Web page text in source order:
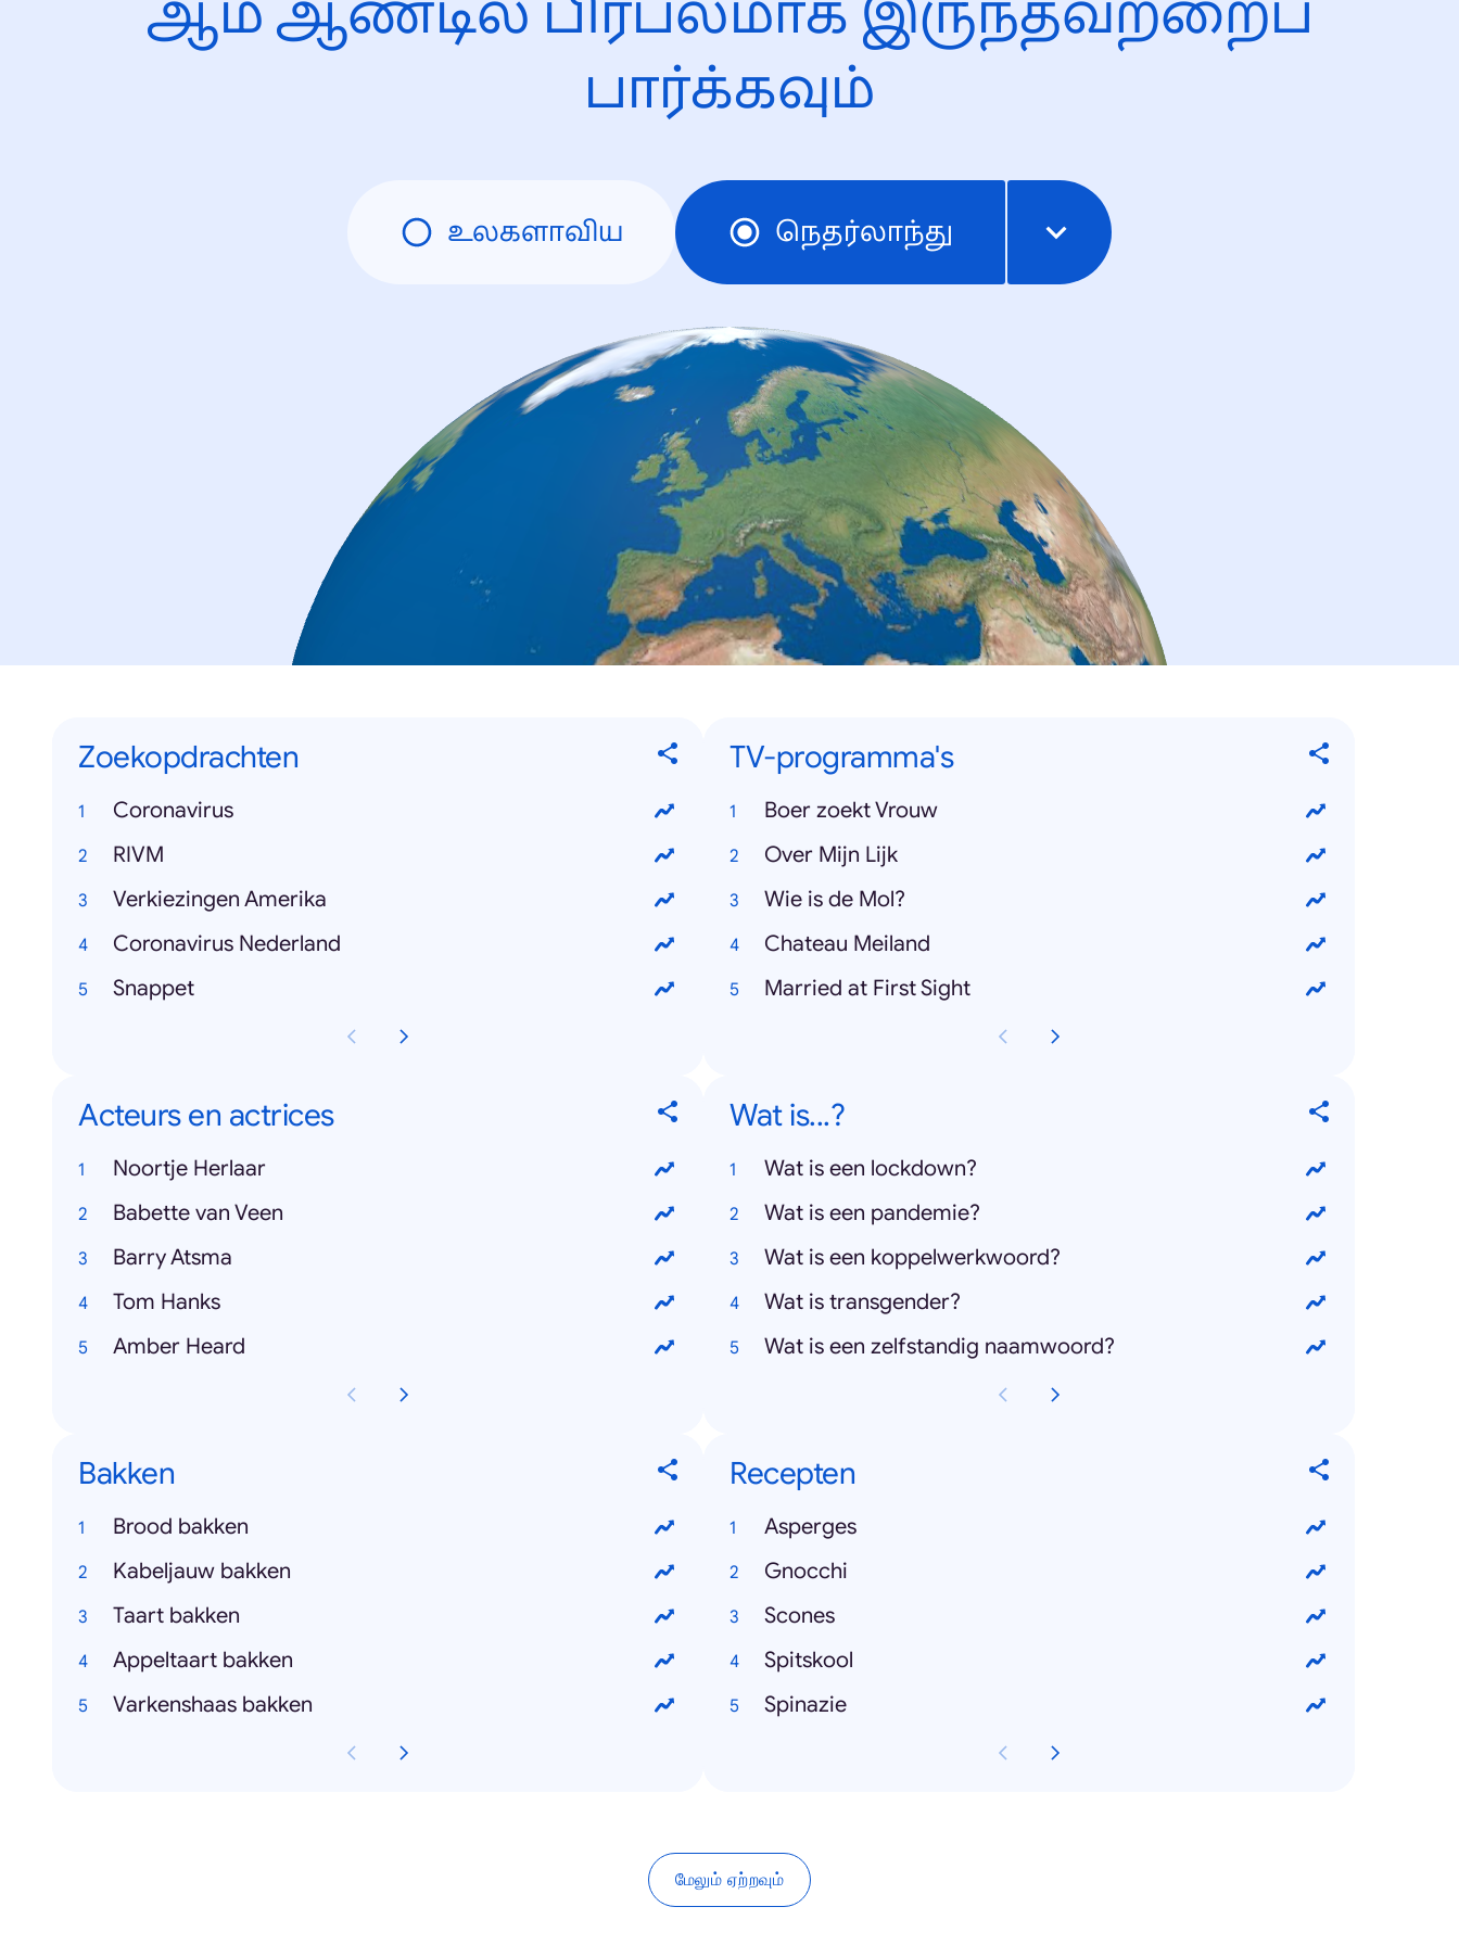
ஆம் ஆண்டில் பிரபலமாக இருந்தவற்றைப்
பார்க்கவும்
உலகளாவிய நெதர்லாந்து
Zoekopdrachten
Coronavirus
RIVM
Verkiezingen Amerika
Coronavirus Nederland
Snappet
TV-programma's
Boer zoekt Vrouw
Over Mijn Lijk
Wie is de Mol?
Chateau Meiland
Married at First Sight
Acteurs en actrices
Noortje Herlaar
Babette van Veen
Barry Atsma
Tom Hanks
Amber Heard
Wat is...?
Wat is een lockdown?
Wat is een pandemie?
Wat is een koppelwerkwoord?
Wat is transgender?
Wat is een zelfstandig naamwoord?
Bakken
Brood bakken
Kabeljauw bakken
Taart bakken
Appeltaart bakken
Varkenshaas bakken
Recepten
Asperges
Gnocchi
Scones
Spitskool
Spinazie
மேலும் ஏற்றவும்